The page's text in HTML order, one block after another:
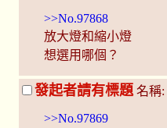
>>No.97868
放大燈和縮小燈
想選用哪個？
發起者請有標題 名稱:
>>No.97869